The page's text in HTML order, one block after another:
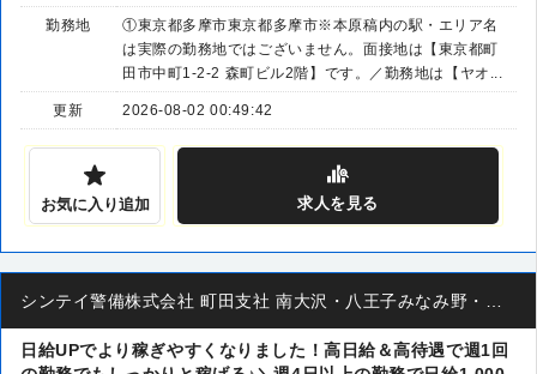
勤務地
①東京都多摩市東京都多摩市※本原稿内の駅・エリア名
は実際の勤務地ではございません。面接地は【東京都町
田市中町1-2-2 森町ビル2階】です。／勤務地は【ヤオ...
更新 2026-08-02 00:49:42
お気に入り追加 求人を見る
日給UPでより稼ぎやすくなりました！高日給＆高待遇で週1回